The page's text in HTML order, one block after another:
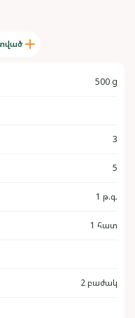
500 g
3
5
1 թ.գ.
1 հատ
2 բաժակ